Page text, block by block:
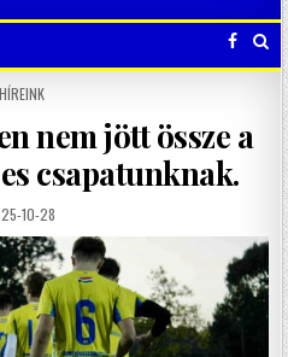
POSTED
HÍREINK
nem jött össze a
csapatunknak.
10-28